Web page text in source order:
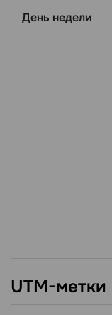
День недели
UTM-метки